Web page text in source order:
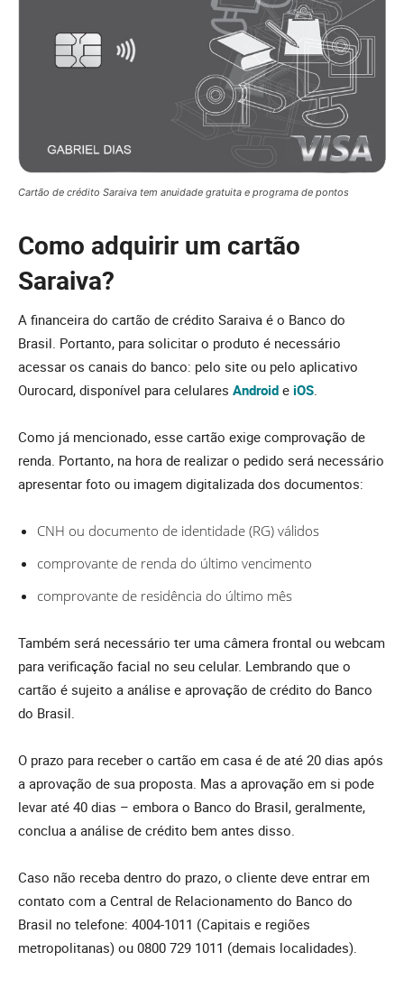
Cartão de crédito Saraiva tem anuidade gratuita e programa de pontos
Como adquirir um cartão
Saraiva?
A financeira do cartão de crédito Saraiva é o Banco do
Brasil. Portanto, para solicitar o produto é necessário
acessar os canais do banco: pelo site ou pelo aplicativo
Ourocard, disponível para celulares Android e iOS
Como já mencionado, esse cartão exige comprovação de
renda. Portanto, na hora de realizar o pedido será necessário
apresentar foto ou imagem digitalizada dos documentos:
CNH ou documento de identidade (RG) válidos
comprovante de renda do último vencimento
comprovante de residência do último mês
Também será necessário ter uma câmera frontal ou webcam
para verificação facial no seu celular. Lembrando que o
cartão é sujeito a análise e aprovação de crédito do Banco
do Brasil.
O prazo para receber o cartão em casa é de até 20 dias após
a aprovação de sua proposta. Mas a aprovação em si pode
levar até 40 dias – embora o Banco do Brasil, geralmente,
conclua a análise de crédito bem antes disso.
Caso não receba dentro do prazo, o cliente deve entrar em
contato com a Central de Relacionamento do Banco do
Brasil no telefone: 4004-1011 (Capitais e regiões
metropolitanas) ou 0800 729 1011 (demais localidades).